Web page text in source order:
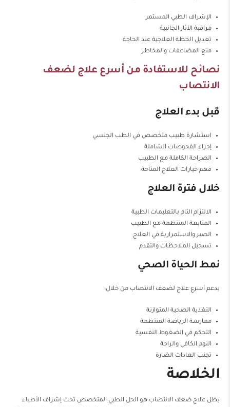
الإشراف الطبي المستمر
مراقبة الآثار الجانبية
تعديل الخطة العلاجية عند الحاجة
منع المضاعفات والمخاطر
نصائح للاستفادة من أسرع علاج لضعف
الانتصاب
قبل بدء العلاج
استشارة طبيب متخصص في الطب الجنسي
إجراء الفحوصات الشاملة
الصراحة الكاملة مع الطبيب
فهم خيارات العلاج المتاحة
خلال فترة العلاج
الالتزام التام بالتعليمات الطبية
المتابعة المنتظمة مع الطبيب
الصبر والاستمرارية في العلاج
تسجيل الملاحظات والتقدم
نمط الحياة الصحي
يدعم أسرع علاج لضعف الانتصاب من خلال:
التغذية الصحية المتوازنة
ممارسة الرياضة المنتظمة
التحكم في الضغوط النفسية
النوم الكافي والراحة
تجنب العادات الضارة
الخلاصة
يظل علاج ضعف الانتصاب هو الحل الطبي المتخصص تحت إشراف الأطباء